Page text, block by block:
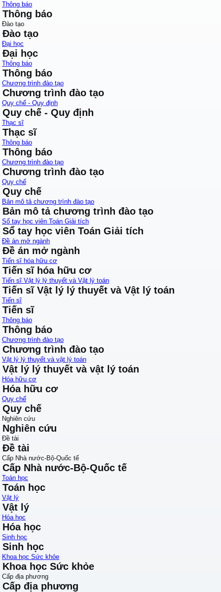
Thông báo
Thông báo
Đào tạo
Đào tạo
Đại học
Đại học
Thông báo
Thông báo
Chương trình đào tạo
Chương trình đào tạo
Quy chế - Quy định
Quy chế - Quy định
Thạc sĩ
Thạc sĩ
Thông báo
Thông báo
Chương trình đào tạo
Chương trình đào tạo
Quy chế
Quy chế
Bản mô tả chương trình đào tạo
Bản mô tả chương trình đào tạo
Sổ tay học viên Toán Giải tích
Sổ tay học viên Toán Giải tích
Đề án mở ngành
Đề án mở ngành
Tiến sĩ hóa hữu cơ
Tiến sĩ hóa hữu cơ
Tiến sĩ Vật lý lý thuyết và Vật lý toán
Tiến sĩ Vật lý lý thuyết và Vật lý toán
Tiến sĩ
Tiến sĩ
Thông báo
Thông báo
Chương trình đào tạo
Chương trình đào tạo
Vật lý lý thuyết và vật lý toán
Vật lý lý thuyết và vật lý toán
Hóa hữu cơ
Hóa hữu cơ
Quy chế
Quy chế
Nghiên cứu
Nghiên cứu
Đề tài
Đề tài
Cấp Nhà nước-Bộ-Quốc tế
Cấp Nhà nước-Bộ-Quốc tế
Toán học
Toán học
Vật lý
Vật lý
Hóa học
Hóa học
Sinh học
Sinh học
Khoa học Sức khỏe
Khoa học Sức khỏe
Cấp địa phương
Cấp địa phương